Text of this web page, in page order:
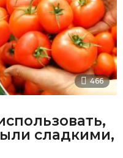
466
сладкими,